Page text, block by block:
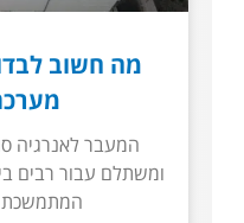
מה חשוב
המעבר לאנרגיה
ומשתלם עבור רבים
המתמשכת